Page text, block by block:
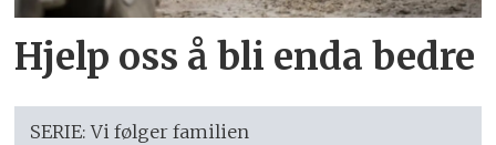
Hjelp oss å bli enda bedre
SERIE: Vi følger familien